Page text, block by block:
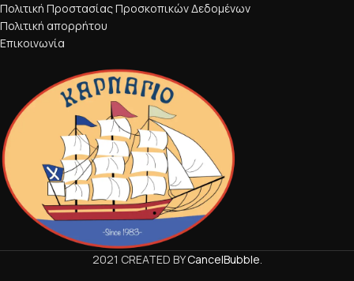
Πολιτική Προστασίας Προσκοπικών Δεδομένων
Πολιτική απορρήτου
Επικοινωνία
2021 CREATED BYCancelBubble.